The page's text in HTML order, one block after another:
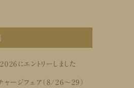
にエントリーしました
ャージフェア（8/26～29）